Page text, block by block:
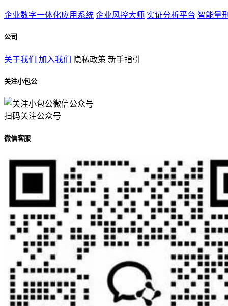
企业数字一体化应用系统 企业风控大师 实证分析平台 智能量
公司
关于我们 加入我们 隐私政策 新手指引
关注小包公
扫码关注公众号
微信客服